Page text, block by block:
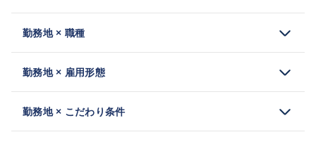
勤務地 × 職種
勤務地 × 雇用形態
勤務地 × こだわり条件